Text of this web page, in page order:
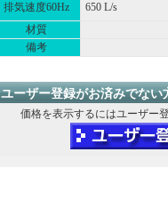
排気速度60Hz
650 L/s
材質
備考
ユーザー登録がお済みでない
価格を表示するにはユーザー